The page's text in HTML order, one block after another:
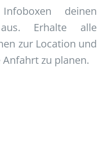
deinen
Erhalte alle
zur Location und
zu planen.